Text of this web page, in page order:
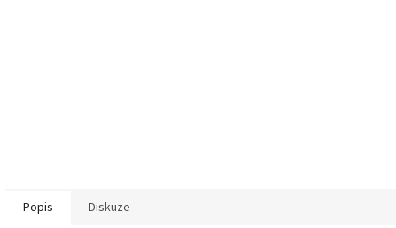
Popis Diskuze